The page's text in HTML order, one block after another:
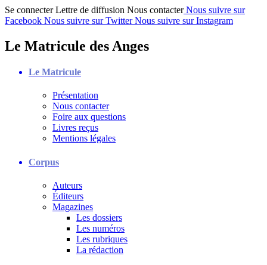
Se connecter Lettre de diffusion Nous contacter Nous suivre sur
Facebook Nous suivre sur Twitter Nous suivre sur Instagram
Le Matricule des Anges
Le Matricule
Présentation
Nous contacter
Foire aux questions
Livres reçus
Mentions légales
Corpus
Auteurs
Éditeurs
Magazines
Les dossiers
Les numéros
Les rubriques
La rédaction